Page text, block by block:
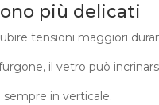
più delicati
tensioni maggiori
il vetro può
in verticale.